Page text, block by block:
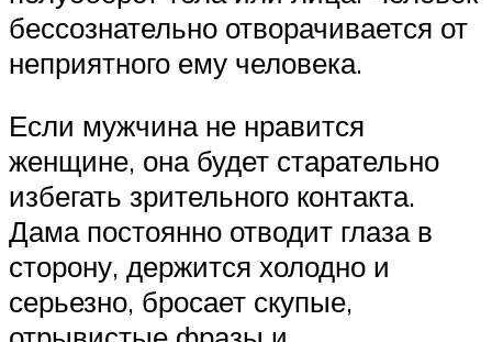
бессознательно отворачивается от
неприятного ему человека.
Если мужчина не нравится
женщине, она будет старательно
избегать зрительного контакта.
Дама постоянно отводит глаза в
сторону, держится холодно и
серьезно, бросает скупые,